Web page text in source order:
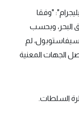
"وفقا
البحر، وبحسب
سيفاستوبول، لم
الجهات المعنية
السلطات.